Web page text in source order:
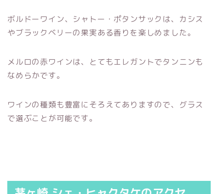
ボルドーワイン、シャトー・ポタンサックは、カシス
やブラックベリーの果実ある香りを楽しめました。
メルロの赤ワインは、とてもエレガントでタンニンも
なめらかです。
ワインの種類も豊富にそろえてありますので、グラス
で選ぶことが可能です。